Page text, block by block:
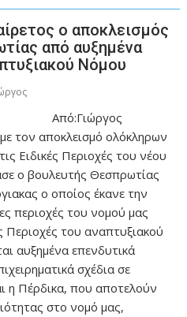
ο αποκλεισμός
από αυξημένα
Νόμου
Από:Γιώργος
τον αποκλεισμό ολόκληρων
Ειδικές Περιοχές του νέου
ο βουλευτής Θεσπρωτίας
ο οποίος έκανε την
περιοχές του νομού μας
Περιοχές του αναπτυξιακού
αυξημένα επενδυτικά
σχέδια σε
η Πέρδικα, που αποτελούν
στο νομό μας,